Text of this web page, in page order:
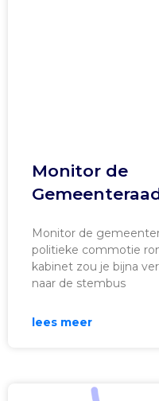
Monitor de
Monitor de
politieke commotie
kabinet zou je bijna
naar de stembus
lees meer